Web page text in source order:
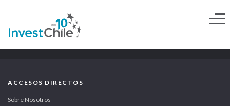
ACCESOS DIRECTOS
Sobre Nosotros